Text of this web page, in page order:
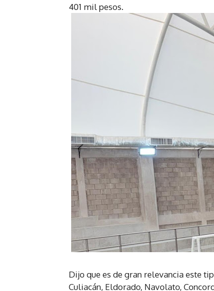
401 mil pesos.
Dijo que es de gran relevancia este
Culiacán, Eldorado, Navolato,